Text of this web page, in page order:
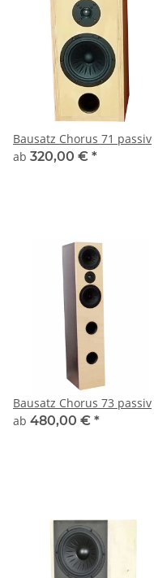
Bausatz Chorus 71 passiv
ab 320,00 € *
Bausatz Chorus 73 passiv
ab 480,00 € *